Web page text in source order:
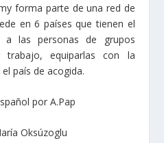
forma parte de una red de
en 6 países que tienen el
a las personas de grupos
trabajo, equiparlas con la
país de acogida.
por A.Pap
Oksúzoglu